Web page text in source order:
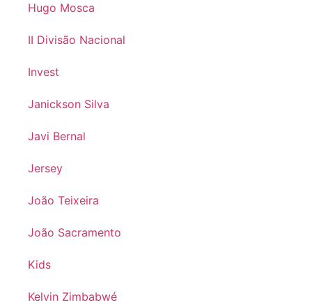
Hugo Mosca
II Divisão Nacional
Invest
Janickson Silva
Javi Bernal
Jersey
João Teixeira
João Sacramento
Kids
Kelvin Zimbabwé